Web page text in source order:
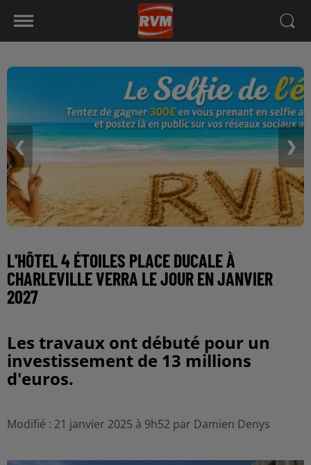
❮ ❯
L'HÔTEL 4 ÉTOILES PLACE DUCALE À
CHARLEVILLE VERRA LE JOUR EN JANVIER
2027
Les travaux ont débuté pour un
investissement de 13 millions
d'euros.
Modifié : 21 janvier 2025 à 9h52 par Damien Denys